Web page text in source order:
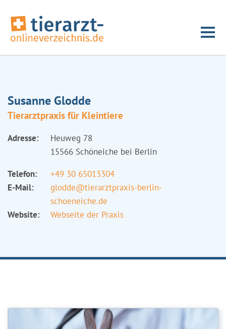
Susanne Glodde
Tierarztpraxis für Kleintiere
Adresse:
Heuweg 78
15566 Schöneiche bei Berlin
Telefon:
+49 30 65013304
E-Mail:
glodde@tierarztpraxis-berlin-
schoeneiche.de
Website:
Webseite der Praxis